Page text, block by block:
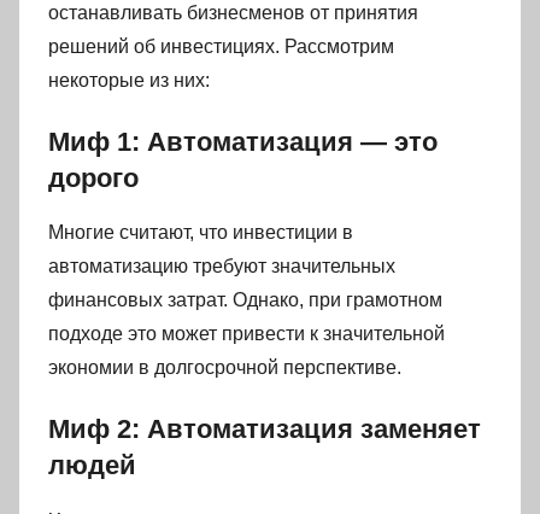
останавливать бизнесменов от принятия
решений об инвестициях. Рассмотрим
некоторые из них:
Миф 1: Автоматизация — это
дорого
Многие считают, что инвестиции в
автоматизацию требуют значительных
финансовых затрат. Однако, при грамотном
подходе это может привести к значительной
экономии в долгосрочной перспективе.
Миф 2: Автоматизация заменяет
людей